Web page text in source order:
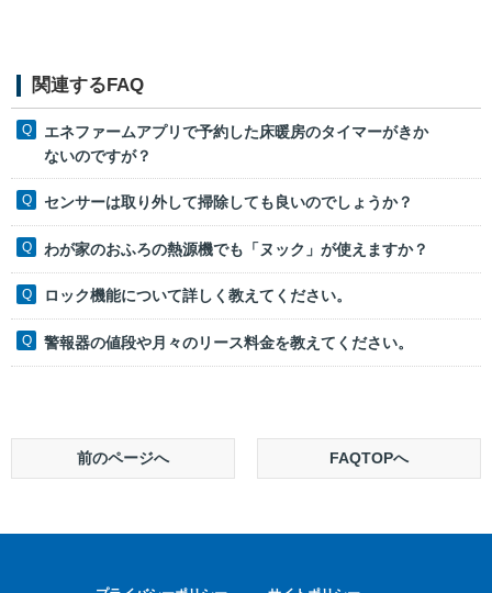
関連するFAQ
エネファームアプリで予約した床暖房のタイマーがきか
ないのですが？
センサーは取り外して掃除しても良いのでしょうか？
わが家のおふろの熱源機でも「ヌック」が使えますか？
ロック機能について詳しく教えてください。
警報器の値段や月々のリース料金を教えてください。
前のページへ FAQTOPへ